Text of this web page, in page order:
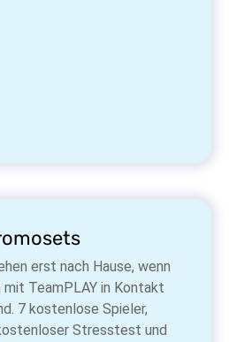
erst nach Hause, wenn
TeamPLAY in Kontakt
7 kostenlose Spieler,
Stresstest und